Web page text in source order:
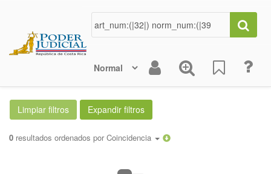
0 resultados ordenados por Coincidencia